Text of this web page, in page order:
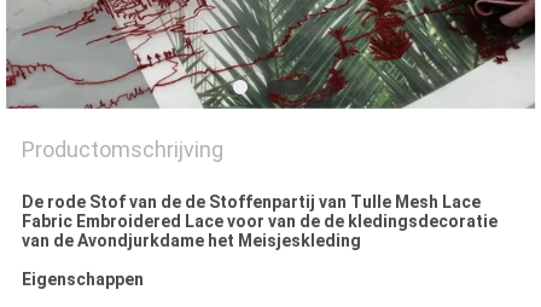
Productomschrijving
De rode Stof van de de Stoffenpartij van Tulle Mesh Lace
Fabric Embroidered Lace voor van de de kledingsdecoratie
van de Avondjurkdame het Meisjeskleding
Eigenschappen